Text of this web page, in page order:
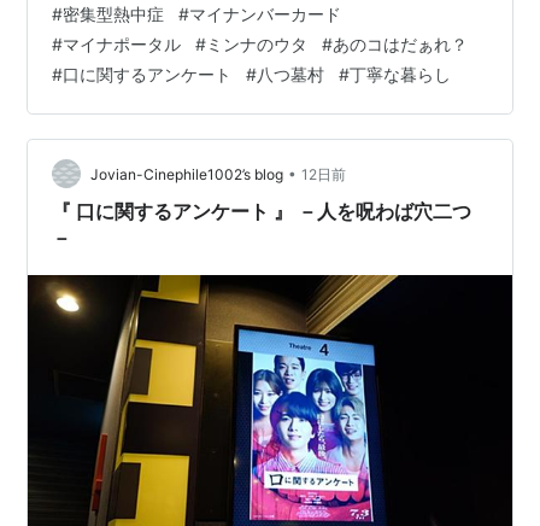
感謝する。 ものを多少は知っているかもしれないが、そ
れはそれだけの年齢を生きて来たってことだけ。多少の
好奇心があって、知らないことはそのままにしないで調
べて、そういうことをコツコツやっていけば、人並みに
は常識や知識は身につけられるよね。 あまりに専門的す
ぎる難しいことはよう言わんよ。 このまえTV見…
#密集型熱中症 #マイナンバーカード
#マイナポータル #ミンナのウタ #あのコはだぁれ？
#口に関するアンケート #八つ墓村 #丁寧な暮らし
Jovian-Cinephile1002’s blog • 12日前
『 口に関するアンケート 』 －人を呪わば穴二つ
－